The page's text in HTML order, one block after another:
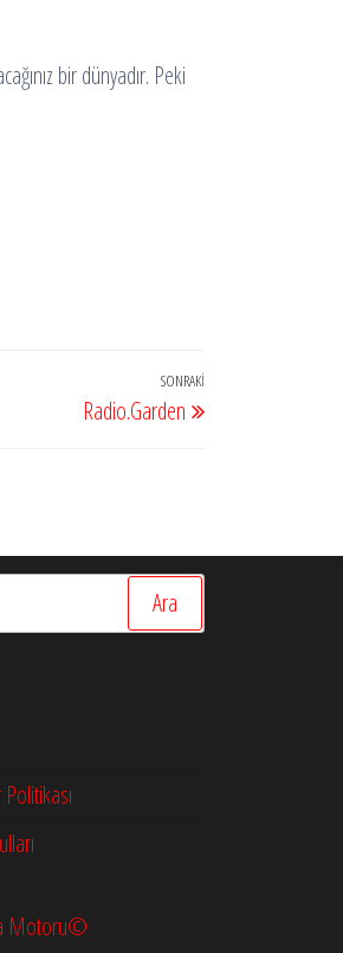
bir dünyadır. Peki
Yazı
SONRAKI
Radio.Garden
Motoru©